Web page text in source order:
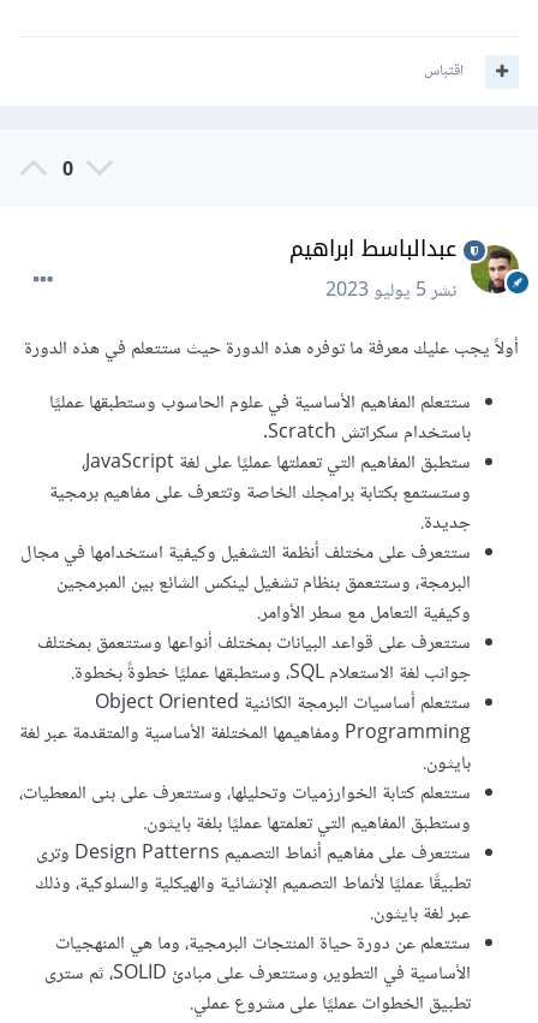
اقتباس
0
عبدالباسط ابراهيم
نشر5 يوليو 2023
أولاً يجب عليك معرفة ما توفره هذه الدورة حيث ستتعلم في هذه الدورة
ستتعلم المفاهيم الأساسية في علوم الحاسوب وستطبقها عمليًا
باستخدام سكراتش Scratch.
ستطبق المفاهيم التي تعملتها عمليًا على لغة JavaScript،
وستستمع بكتابة برامجك الخاصة وتتعرف على مفاهيم برمجية
جديدة.
ستتعرف على مختلف أنظمة التشغيل وكيفية استخدامها في مجال
البرمجة، وستتعمق بنظام تشغيل لينكس الشائع بين المبرمجين
وكيفية التعامل مع سطر الأوامر.
ستتعرف على قواعد البيانات بمختلف أنواعها وستتعمق بمختلف
جوانب لغة الاستعلام SQL، وستطبقها عمليًا خطوةً بخطوة.
ستتعلم أساسيات البرمجة الكائنية Object Oriented
Programming ومفاهيمها المختلفة الأساسية والمتقدمة عبر لغة
بايثون.
ستتعلم كتابة الخوارزميات وتحليلها، وستتعرف على بنى المعطيات،
وستطبق المفاهيم التي تعلمتها عمليًا بلغة بايثون.
ستتعرف على مفاهيم أنماط التصميم Design Patterns وترى
تطبيقًا عمليًا لأنماط التصميم الإنشائية والهيكلية والسلوكية، وذلك
عبر لغة بايثون.
ستتعلم عن دورة حياة المنتجات البرمجية، وما هي المنهجيات
الأساسية في التطوير، وستتعرف على مبادئ SOLID، ثم سترى
تطبيق الخطوات عمليًا على مشروع عملي.